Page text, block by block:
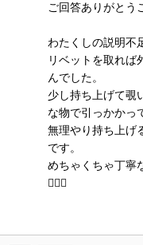
ご回答ありがとう
わたくしの説明不
リベットを取れば
んでした。
少し持ち上げて覗
な物で引っかかっ
無理やり持ち上げ
です。
めちゃくちゃ丁寧
🙇🏽‍♂️